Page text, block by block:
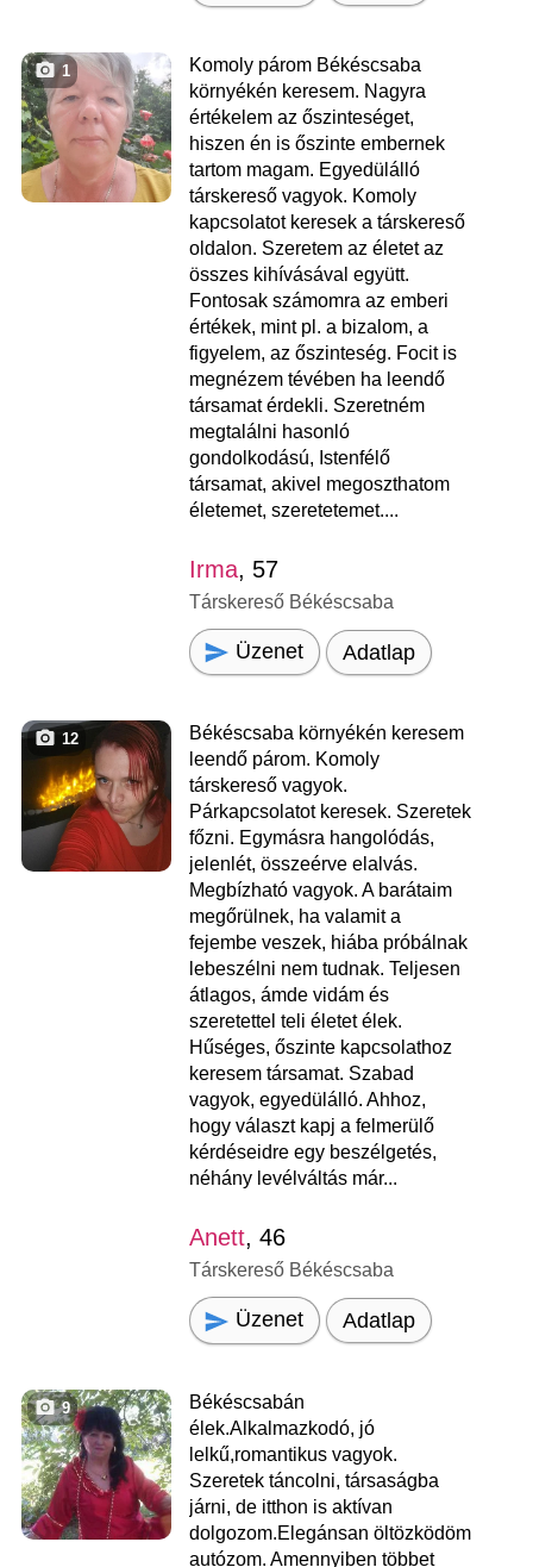
1
Komoly párom Békéscsaba
környékén keresem. Nagyra
értékelem az őszinteséget,
hiszen én is őszinte embernek
tartom magam. Egyedülálló
társkereső vagyok. Komoly
kapcsolatot keresek a társkereső
oldalon. Szeretem az életet az
összes kihívásával együtt.
Fontosak számomra az emberi
értékek, mint pl. a bizalom, a
figyelem, az őszinteség. Focit is
megnézem tévében ha leendő
társamat érdekli. Szeretném
megtalálni hasonló
gondolkodású, Istenfélő
társamat, akivel megoszthatom
életemet, szeretetemet....
Irma, 57
Társkereső Békéscsaba
Üzenet Adatlap
12
Békéscsaba környékén keresem
leendő párom. Komoly
társkereső vagyok.
Párkapcsolatot keresek. Szeretek
főzni. Egymásra hangolódás,
jelenlét, összeérve elalvás.
Megbízható vagyok. A barátaim
megőrülnek, ha valamit a
fejembe veszek, hiába próbálnak
lebeszélni nem tudnak. Teljesen
átlagos, ámde vidám és
szeretettel teli életet élek.
Hűséges, őszinte kapcsolathoz
keresem társamat. Szabad
vagyok, egyedülálló. Ahhoz,
hogy választ kapj a felmerülő
kérdéseidre egy beszélgetés,
néhány levélváltás már...
Anett, 46
Társkereső Békéscsaba
Üzenet Adatlap
9
Békéscsabán
élek.Alkalmazkodó, jó
lelkű,romantikus vagyok.
Szeretek táncolni, társaságba
járni, de itthon is aktívan
dolgozom.Elegánsan öltözködöm
autózom. Amennyiben többet